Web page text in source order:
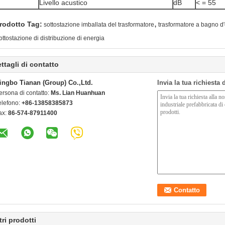
Livello acustico
dB < = 55
Tag: sottostazione imballata del trasformatore, trasformatore a bagno
di distribuzione di energia
di contatto
Tianan (Group) Co.,Ltd.
di contatto: Ms. Lian Huanhuan
+86-13858385873
86-574-87911400
Invia la tua richiesta
prodotti